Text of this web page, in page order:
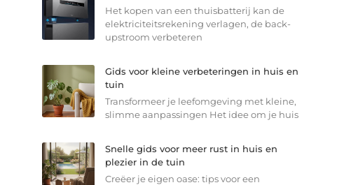
Het kopen van een thuisbatterij kan de
elektriciteitsrekening verlagen, de back-
upstroom verbeteren
Gids voor kleine verbeteringen in huis en
tuin
Transformeer je leefomgeving met kleine,
slimme aanpassingen Het idee om je huis
Snelle gids voor meer rust in huis en
plezier in de tuin
Creëer je eigen oase: tips voor een